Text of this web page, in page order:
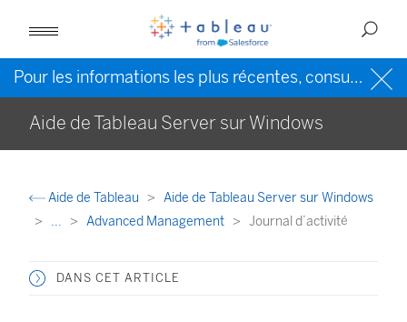
Pour les informations les plus récentes, consultez l’
Aide de Tableau Server sur Windows
Aide de Tableau
Aide de Tableau Server sur Windows
...
Advanced Management Journal d’activité
DANS CET ARTICLE